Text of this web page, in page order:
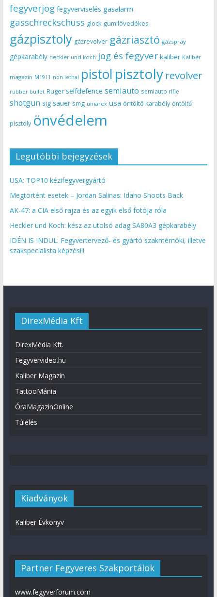
fegyverjog fegyverviselés gasalarm
gasschreckschuss glock gumilövedékes
gázpisztoly gázrevolver gázriasztó gázspray
gépkarabély heckler und koch jog és fegyver kaliber Kaliber
magazin M1911 non lethal pistol pisztoly revolver
rubber bullet Ruger selfdefence semiauto semiauto rifle
shotgun sig sauer smg umarex usa öntöltő karabély öntöltő
pisztoly önvédelem
Legutóbbi bejegyzések
USA: TOP10 kézifegyvergyártó
Megtörtént esetek – Jordan Salinas: Idaho Shoots Back
AK-47: a CIA első rajza és az egyik első fotója róla
Heckler und Koch: kész az utolsó adag SA80A3 gépkarabély
IDÉN IS INDUL: Fegyvertervező- és gyártó szakmérnöki, illetve
szakspecialista képzés!!!
DirexMédia Kft
DirexMédia Kft.
Fegyvervideo.hu
Kaliber Magazin
TattooMánia
ÓraMagazinOnline
Túlélés
Kiadványok
Kaliber Évkönyv
Partner Fegyveres Szakportálok
www.fegyverforum.com